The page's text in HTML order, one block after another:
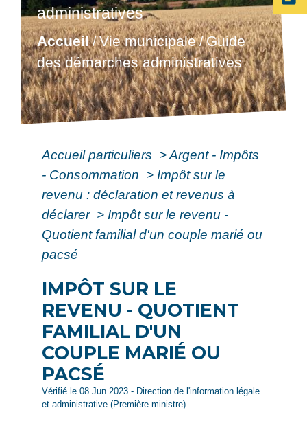
administratives
Accueil/Vie municipale/Guide
des démarches administratives
Accueil particuliers >Argent - Impôts
- Consommation > Impôt sur le
revenu : déclaration et revenus à
déclarer > Impôt sur le revenu -
Quotient familial d'un couple marié ou
pacsé
IMPÔT SUR LE
REVENU - QUOTIENT
FAMILIAL D'UN
COUPLE MARIÉ OU
PACSÉ
Vérifié le 08 Jun 2023 - Direction de l'information légale
et administrative (Première ministre)